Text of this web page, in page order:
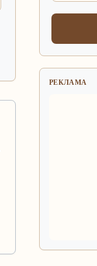
РЕКЛАМА